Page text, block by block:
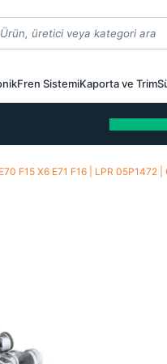
Fren SistemiKaporta ve Trim
F15 X6 E71 F16 | LPR 05P1472